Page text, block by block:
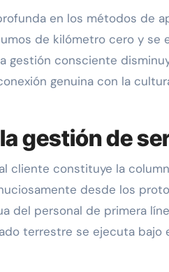
en los métodos de
de kilómetro cero y se
gestión consciente
genuina con la
gestión de
cliente constituye la
desde los
del personal de primera
terrestre se ejecuta